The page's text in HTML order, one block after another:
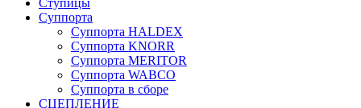
Суппорта
Суппорта HALDEX
Суппорта KNORR
Суппорта MERITOR
Суппорта WABCO
Суппорта в сборе
СЦЕПЛЕНИЕ